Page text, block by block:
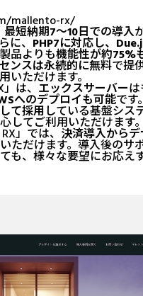
mallento-rx/
最短納期7〜10日での導入
に、 PHP7に対応し、
品よりも機能性が約75%
ンスは永続的に無料で提
いただけます。
は、 エックスサーバー
へのデプロイも可能です。
て採用 している基盤シス
してご利用いただけます。
」では、 決済導入から
ただけます。導入後のサ
も、様々な要望にお応え